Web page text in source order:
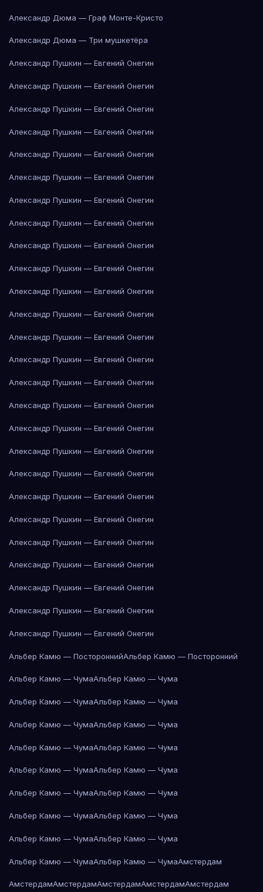
Александр Дюма — Граф Монте-Кристо
Александр Дюма — Три мушкетёра
Александр Пушкин — Евгений Онегин
Александр Пушкин — Евгений Онегин
Александр Пушкин — Евгений Онегин
Александр Пушкин — Евгений Онегин
Александр Пушкин — Евгений Онегин
Александр Пушкин — Евгений Онегин
Александр Пушкин — Евгений Онегин
Александр Пушкин — Евгений Онегин
Александр Пушкин — Евгений Онегин
Александр Пушкин — Евгений Онегин
Александр Пушкин — Евгений Онегин
Александр Пушкин — Евгений Онегин
Александр Пушкин — Евгений Онегин
Александр Пушкин — Евгений Онегин
Александр Пушкин — Евгений Онегин
Александр Пушкин — Евгений Онегин
Александр Пушкин — Евгений Онегин
Александр Пушкин — Евгений Онегин
Александр Пушкин — Евгений Онегин
Александр Пушкин — Евгений Онегин
Александр Пушкин — Евгений Онегин
Александр Пушкин — Евгений Онегин
Александр Пушкин — Евгений Онегин
Александр Пушкин — Евгений Онегин
Александр Пушкин — Евгений Онегин
Александр Пушкин — Евгений Онегин
Альбер Камю — ПостороннийАльбер Камю — Посторонний
Альбер Камю — ЧумаАльбер Камю — Чума
Альбер Камю — ЧумаАльбер Камю — Чума
Альбер Камю — ЧумаАльбер Камю — Чума
Альбер Камю — ЧумаАльбер Камю — Чума
Альбер Камю — ЧумаАльбер Камю — Чума
Альбер Камю — ЧумаАльбер Камю — Чума
Альбер Камю — ЧумаАльбер Камю — Чума
Альбер Камю — ЧумаАльбер Камю — Чума
Альбер Камю — ЧумаАльбер Камю — ЧумаАмстердам
АмстердамАмстердамАмстердамАмстердамАмстердам